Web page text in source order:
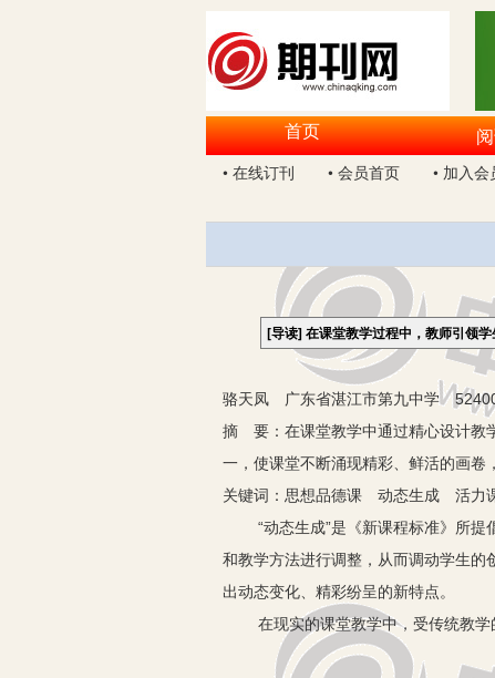
首页
• 在线订刊
• 会员首页 • 加入会
[导读]在课堂教学过程中，教师引领
骆天凤 广东省湛江市第九中学
摘 要：在课堂教学中通过精心设计教
一，使课堂不断涌现精彩、鲜活的画卷
关键词：思想品德课 动态生成 活力
“动态生成”是《新课程标准》所
和教学方法进行调整，从而调动学生
出动态变化、精彩纷呈的新特点。
在现实的课堂教学中，受传统教
设，忽视教学的动态生成，忽略师生